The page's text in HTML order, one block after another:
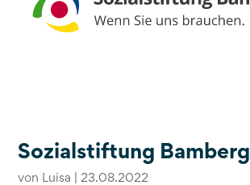
Sozialstiftung Bamberg
von Luisa |23.08.2022